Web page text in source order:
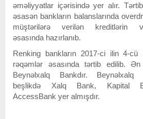
əməliyyatlar içərisində yer alır.
əsasən bankların balanslarında
müştərilərə verilən kreditlərin
əsasında hazırlanıb.
Renking bankların 2017-ci ilin 4-cü
rəqəmlər əsasında tərtib edilib.
Beynəlxalq Bankdır.
beşlikdə Xalq Bank, Kapital
AccessBank yer almışdır.